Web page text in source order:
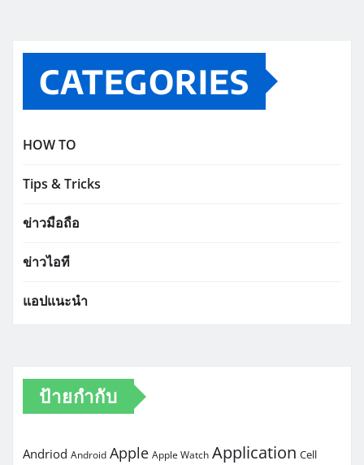
CATEGORIES
HOW TO
Tips & Tricks
ข่าวมือถือ
ข่าวไอที
แอปแนะนำ
ป้ายกำกับ
Andriod Android Apple Apple Watch Application Cell